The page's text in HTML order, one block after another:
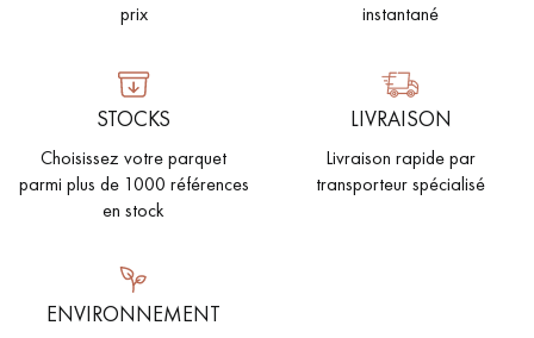
pas dans le choix et la pose de votre parquet.
Un expert Décoplus Parquets vous appelle
prix
instantané
STOCKS
Choisissez votre parquet
parmi plus de 1000 références
en stock
LIVRAISON
Livraison rapide par
transporteur spécialisé
ENVIRONNEMENT